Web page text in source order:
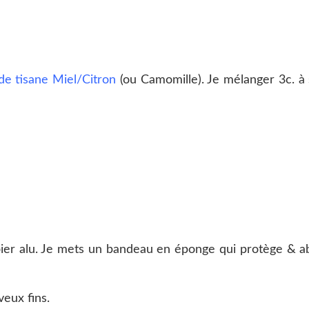
tisane Miel/Citron (ou Camomille). Je mélanger 3c.
alu. Je mets un bandeau en éponge qui protège &
fins.